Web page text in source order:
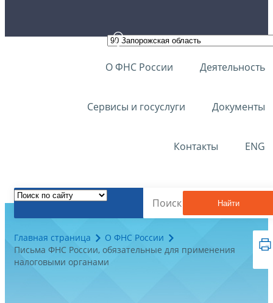
О ФНС России Деятельность
Сервисы и госуслуги Документы
Контакты ENG
Найти
Главная страница
О ФНС России
Письма ФНС России, обязательные для применения
налоговыми органами